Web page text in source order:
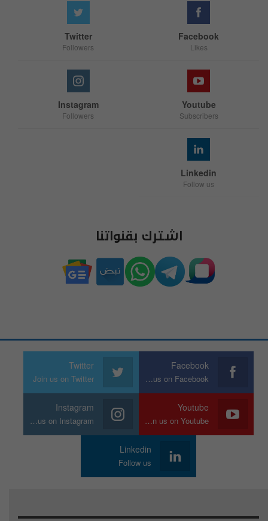
Facebook
Likes
Twitter
Followers
Youtube
Subscribers
Instagram
Followers
Linkedin
Follow us
اشترك بقنواتنا
Facebook
Join us on Facebook
Twitter
Join us on Twitter
Youtube
Join us on Youtube
Instagram
Join us on Instagram
Linkedin
Follow us